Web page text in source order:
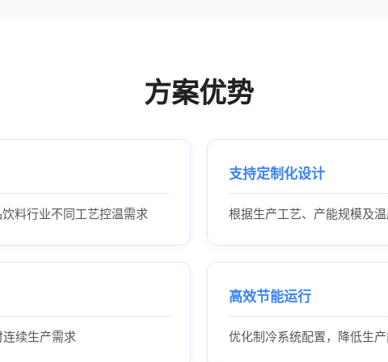
方案优势
料行业不同工艺控温需求
支持定制化设计
根据生产工艺、产能规模及
续生产需求
高效节能运行
优化制冷系统配置，降低生